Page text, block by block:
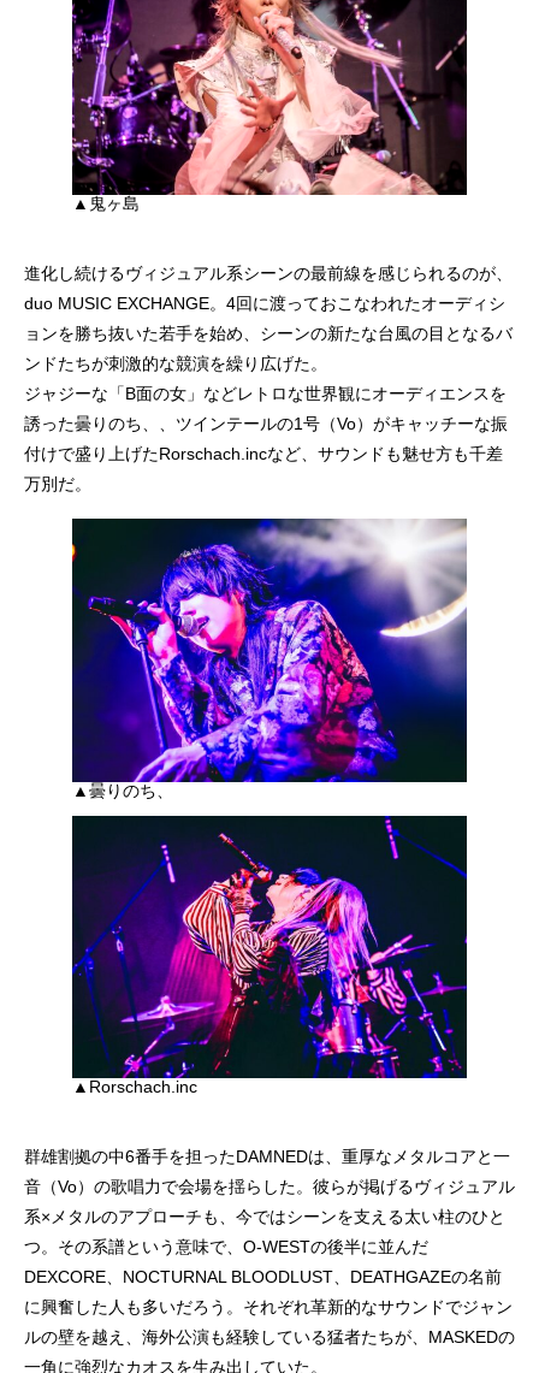
▲鬼ヶ島
進化し続けるヴィジュアル系シーンの最前線を感じられるのが、
duo MUSIC EXCHANGE。4回に渡っておこなわれたオーディシ
ョンを勝ち抜いた若手を始め、シーンの新たな台風の目となるバ
ンドたちが刺激的な競演を繰り広げた。
ジャジーな「B面の女」などレトロな世界観にオーディエンスを
誘った曇りのち、、ツインテールの1号（Vo）がキャッチーな振
付けで盛り上げたRorschach.incなど、サウンドも魅せ方も千差
万別だ。
▲曇りのち、
▲Rorschach.inc
群雄割拠の中6番手を担ったDAMNEDは、重厚なメタルコアと一
音（Vo）の歌唱力で会場を揺らした。彼らが掲げるヴィジュアル
系×メタルのアプローチも、今ではシーンを支える太い柱のひと
つ。その系譜という意味で、O-WESTの後半に並んだ
DEXCORE、NOCTURNAL BLOODLUST、DEATHGAZEの名前
に興奮した人も多いだろう。それぞれ革新的なサウンドでジャン
ルの壁を越え、海外公演も経験している猛者たちが、MASKEDの
一角に強烈なカオスを生み出していた。